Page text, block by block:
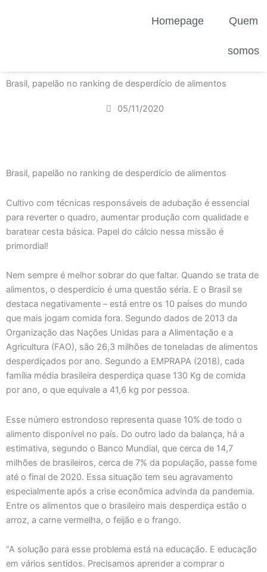
Homepage Quem
somos
Brasil, papelão no ranking de desperdício de alimentos
05/11/2020
Brasil, papelão no ranking de desperdício de alimentos
Cultivo com técnicas responsáveis de adubação é essencial
para reverter o quadro, aumentar produção com qualidade e
baratear cesta básica. Papel do cálcio nessa missão é
primordial!
Nem sempre é melhor sobrar do que faltar. Quando se trata de
alimentos, o desperdício é uma questão séria. E o Brasil se
destaca negativamente – está entre os 10 países do mundo
que mais jogam comida fora. Segundo dados de 2013 da
Organização das Nações Unidas para a Alimentação e a
Agricultura (FAO), são 26,3 milhões de toneladas de alimentos
desperdiçados por ano. Segundo a EMPRAPA (2018), cada
família média brasileira desperdiça quase 130 Kg de comida
por ano, o que equivale a 41,6 kg por pessoa.
Esse número estrondoso representa quase 10% de todo o
alimento disponível no país. Do outro lado da balança, há a
estimativa, segundo o Banco Mundial, que cerca de 14,7
milhões de brasileiros, cerca de 7% da população, passe fome
até o final de 2020. Essa situação tem seu agravamento
especialmente após a crise econômica advinda da pandemia.
Entre os alimentos que o brasileiro mais desperdiça estão o
arroz, a carne vermelha, o feijão e o frango.
“A solução para esse problema está na educação. E educação
em vários sentidos. Precisamos aprender a comprar o